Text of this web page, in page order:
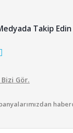
Takip Edin
Gör.